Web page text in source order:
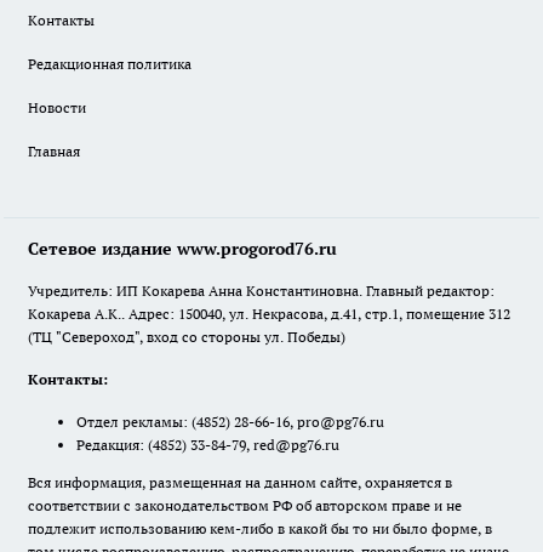
Контакты
Редакционная политика
Новости
Главная
Сетевое издание www.progorod76.ru
Учредитель: ИП Кокарева Анна Константиновна. Главный редактор:
Кокарева А.К.. Адрес: 150040, ул. Некрасова, д.41, стр.1, помещение 312
(ТЦ "Североход", вход со стороны ул. Победы)
Контакты:
Отдел рекламы: (4852) 28-66-16, pro@pg76.ru
Редакция: (4852) 33-84-79, red@pg76.ru
Вся информация, размещенная на данном сайте, охраняется в
соответствии с законодательством РФ об авторском праве и не
подлежит использованию кем-либо в какой бы то ни было форме, в